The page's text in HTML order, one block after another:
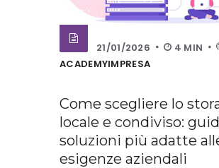
21/01/2026 4 MIN
ACADEMYIMPRESA
Come scegliere lo
locale e condiviso:
soluzioni più adatte
esigenze aziendali